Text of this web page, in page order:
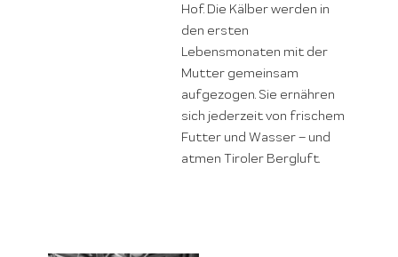
Hof. Die Kälber werden in
den ersten
Lebensmonaten mit der
Mutter gemeinsam
aufgezogen. Sie ernähren
sich jederzeit von frischem
Futter und Wasser – und
atmen Tiroler Bergluft.